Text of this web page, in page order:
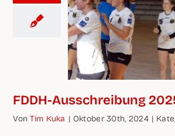
FDDH-Aus­­­schrei­­bung
VonTim Kuka | Okto­ber 30th, 2024 |